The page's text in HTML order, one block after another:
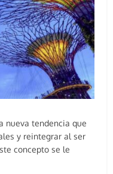
nueva tendencia que
y reintegrar al ser
concepto se le